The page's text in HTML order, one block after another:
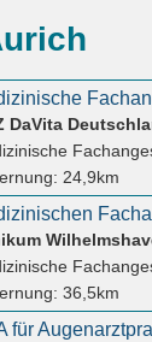
DaVita
24,9km
36,5km
für